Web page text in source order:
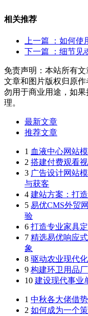
相关推荐
上一篇
：如何
下一篇
：细节
免责声明：本站所有
文章和图片版权归原
勿用于商业用途，如
理。
最新文章
推荐文章
1 血液中心网站
2 搭建付费观看
3 广告设计网站
与获客
4 建站方案：打
5 易优CMS外贸
验
6 打造专业家具
7 精选易优响应
象
8 驱动农业现代
9 构建环卫用品
10 建设现代事业
1 中秋各大佬借
2 如何成为一个